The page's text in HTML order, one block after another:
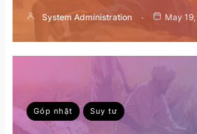
System Administration May
Góp nhặt Suy tư